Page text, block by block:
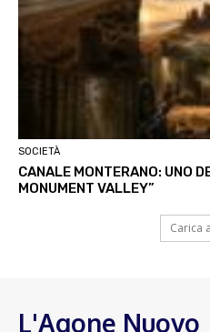
SOCIETÀ
CANALE MONTERANO: UNO
MONUMENT VALLEY”
Carica
L'Agone Nuovo